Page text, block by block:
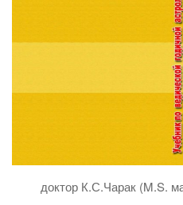
доктор К.С.Чарак (M.S.